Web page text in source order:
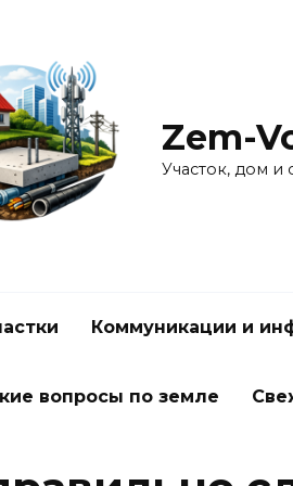
Zem-
Участок, дом и
Коммуникации и
вопросы по земле